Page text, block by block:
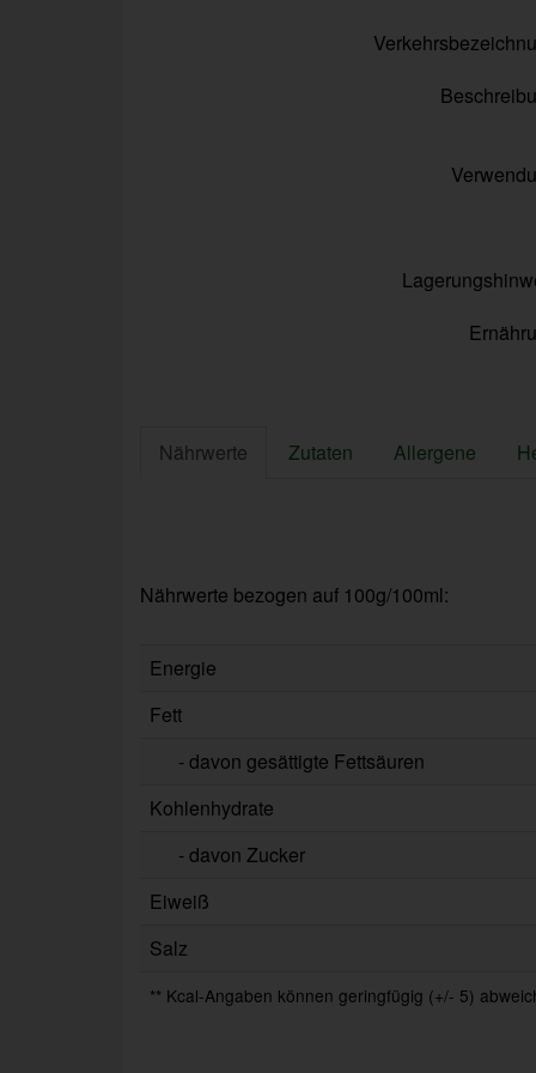
Nährwerte Zutaten Allergene
Nährwerte bezogen auf 100g/100ml:
Energie
Fett
- davon gesättigte Fettsäuren
Kohlenhydrate
- davon Zucker
Eiweiß
Salz
** Kcal-Angaben können geringfügig (+/- 5)